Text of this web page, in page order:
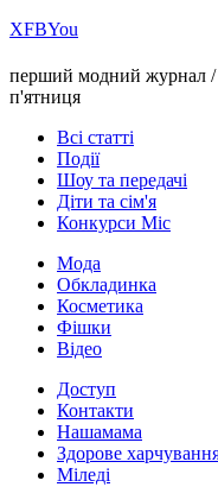
ХFBYou
перший модний журнал /
п'ятниця
Всі статті
Події
Шоу та передачі
Діти та сім'я
Конкурси Міс
Мода
Обкладинка
Косметика
Фішки
Відео
Доступ
Контакти
Нашамама
Здорове
Міледі